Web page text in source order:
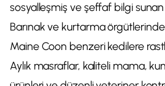
sosyalleşmiş ve şeffaf bilgi
Barınak ve kurtarma
Maine Coon benzeri kedilere
Aylık masraflar, kaliteli mama,